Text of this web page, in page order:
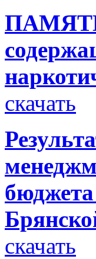
скачать
скачать